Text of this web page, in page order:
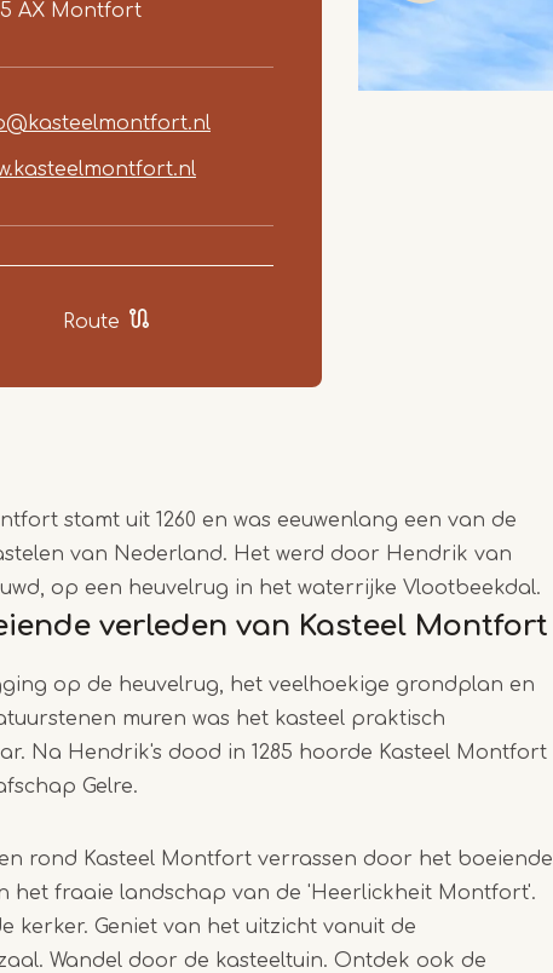
AX Montfort
Route
Item
2
stamt uit 1260 en was eeuwenlang een van de
van Nederland. Het werd door Hendrik van
op een heuvelrug in het waterrijke Vlootbeekdal.
verleden van Kasteel Montfort
op de heuvelrug, het veelhoekige grondplan en
muren was het kasteel praktisch
Na Hendrik's dood in 1285 hoorde Kasteel Montfort
Gelre.
rond Kasteel Montfort verrassen door het boeiende
het fraaie landschap van de 'Heerlickheit Montfort'.
kerker. Geniet van het uitzicht vanuit de
Wandel door de kasteeltuin. Ontdek ook de